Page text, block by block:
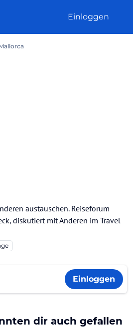
Einloggen
austauschen. Reiseforum
diskutiert mit Anderen im Travel
Einloggen